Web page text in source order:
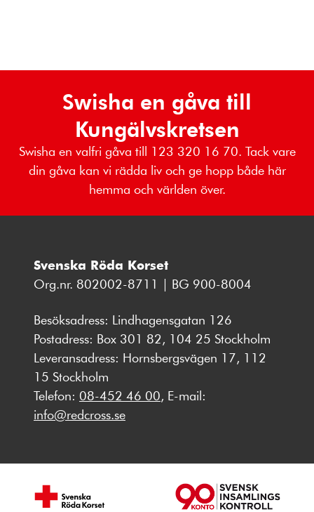
Swisha en gåva till
Kungälvskretsen
Swisha en valfri gåva till 123 320 16 70. Tack vare
din gåva kan vi rädda liv och ge hopp både här
hemma och världen över.
Svenska Röda Korset
Org.nr. 802002-8711 | BG 900-8004
Besöksadress: Lindhagensgatan 126
Postadress: Box 301 82, 104 25 Stockholm
Leveransadress: Hornsbergsvägen 17, 112
15 Stockholm
Telefon: 08-452 46 00, E-mail:
info@redcross.se